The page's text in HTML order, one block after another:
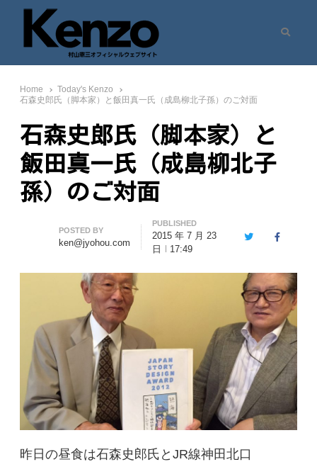
七転八起 – 村山憲三 Official Site
村山憲三ウェブサイト
Home
Today's Kenzo
石森史郎氏（脚本家）と飯田真一氏（成島柳北子孫）のご対面
石森史郎氏（脚本家）と
飯田真一氏（成島柳北子
孫）のご対面
Author
POSTED BY
ken@jyohou.com
PUBLISHED
2015 年 7 月 23
日
17:49
TwitterFacebook
昨日の昼食は石森史郎氏とJR線神田北口